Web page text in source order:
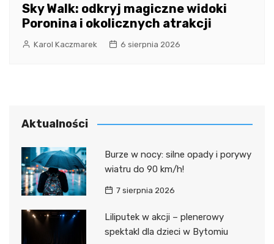
Sky Walk: odkryj magiczne widoki
Poronina i okolicznych atrakcji
Karol Kaczmarek 6 sierpnia 2026
Aktualności
Burze w nocy: silne opady i porywy
wiatru do 90 km/h!
7 sierpnia 2026
Liliputek w akcji – plenerowy
spektakl dla dzieci w Bytomiu